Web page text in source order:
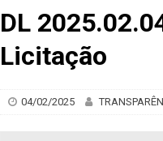
DL
Licitação
04/02/2025